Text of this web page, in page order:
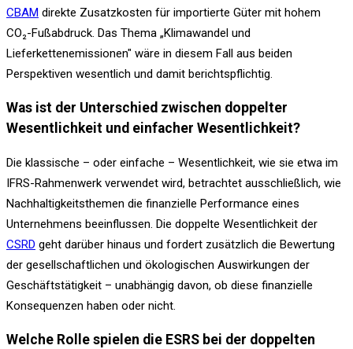
CBAM direkte Zusatzkosten für importierte Güter mit hohem
CO₂-Fußabdruck. Das Thema „Klimawandel und
Lieferkettenemissionen" wäre in diesem Fall aus beiden
Perspektiven wesentlich und damit berichtspflichtig.
Was ist der Unterschied zwischen doppelter
Wesentlichkeit und einfacher Wesentlichkeit?
Die klassische – oder einfache – Wesentlichkeit, wie sie etwa im
IFRS-Rahmenwerk verwendet wird, betrachtet ausschließlich, wie
Nachhaltigkeitsthemen die finanzielle Performance eines
Unternehmens beeinflussen. Die doppelte Wesentlichkeit der
CSRD geht darüber hinaus und fordert zusätzlich die Bewertung
der gesellschaftlichen und ökologischen Auswirkungen der
Geschäftstätigkeit – unabhängig davon, ob diese finanzielle
Konsequenzen haben oder nicht.
Welche Rolle spielen die ESRS bei der doppelten